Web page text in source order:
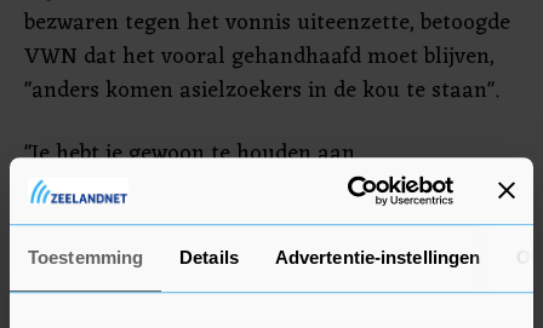
Toestemming Details Advertentie-instellingen
bezwaren tegen het vonnis uiteenzette, betoogde
VWN dat het vooral gehandhaafd moet blijven,
"anders komen asielzoekers in de kou te staan".
"Je hebt je gewoon te houden aan
verdragsrechtelijke verplichtingen", aldus de
advocaten van VWN. Zij menen dat de Staat het
voortduren van de crisis in de asielopvang aan
zichzelf heeft te danken door niet de stappen te